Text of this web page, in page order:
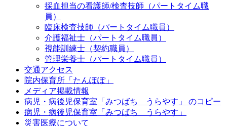
採血担当の看護師/検査技師（パートタイム職
員）
臨床検査技師（パートタイム職員）
介護福祉士（パートタイム職員）
視能訓練士（契約職員）
管理栄養士（パートタイム職員）
交通アクセス
院内保育所「たんぽぽ」
メディア掲載情報
病児・病後児保育室「みつばち うらやす」 のコピー
病児・病後児保育室「みつばち うらやす」
災害医療について